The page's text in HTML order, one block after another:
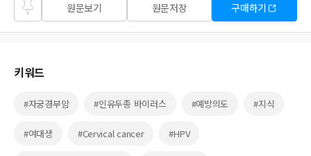
즐겨
찾기
원문보기 원문저장 구매하기
키워드
#자궁경부암 #인유두종 바이러스 #예방의도 #지식
#여대생 #Cervical cancer #HPV